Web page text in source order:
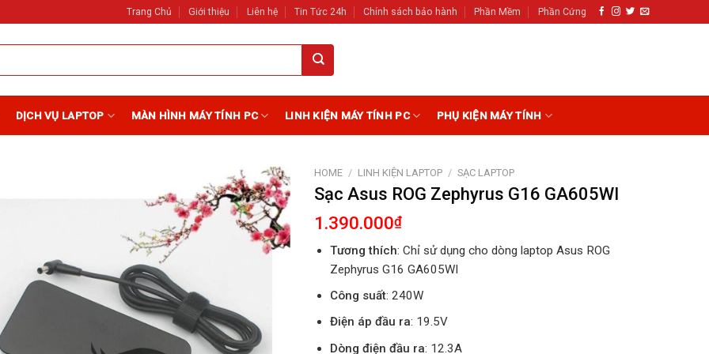
Trang Chủ Giới thiệu Liên hệ Tin Tức 24h Chính sách bảo hành Phần Mềm Phần Cứng
DỊCH VỤ LAPTOP MÀN HÌNH MÁY TÍNH PC LINH KIỆN MÁY TÍNH PC PHỤ KIỆN MÁY TÍNH
Add to
Wishlist
HOME / LINH KIỆN LAPTOP / SẠC LAPTOP
Sạc Asus ROG Zephyrus G16 GA605WI
1.390.000₫
Tương thích: Chỉ sử dụng cho dòng laptop Asus ROG
Zephyrus G16 GA605WI
Công suất: 240W
Điện áp đầu ra: 19.5V
Dòng điện đầu ra: 12.3A